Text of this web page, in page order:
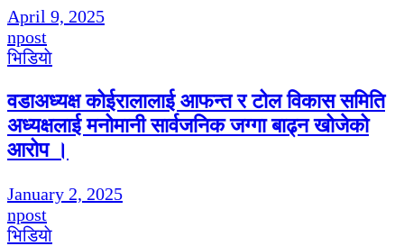
April 9, 2025
npost
भिडियाे
वडाअध्यक्ष कोईरालालाई आफन्त र टोल विकास समिति
अध्यक्षलाई मनोमानी सार्वजनिक जग्गा बाढ्न खोजेको
आरोप ।
January 2, 2025
npost
भिडियाे